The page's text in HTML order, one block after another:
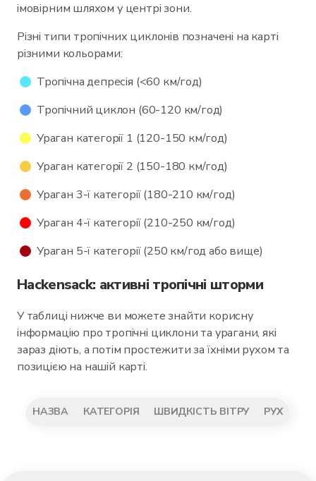
імовірним шляхом у центрі зони.
Різні типи тропічних циклонів позначені на карті
різними кольорами:
Тропічна депресія (<60 км/год)
Тропічний циклон (60-120 км/год)
Ураган категорії 1 (120-150 км/год)
Ураган категорії 2 (150-180 км/год)
Ураган 3-ї категорії (180-210 км/год)
Ураган 4-ї категорії (210-250 км/год)
Ураган 5-ї категорії (250 км/год або вище)
Hackensack: активні тропічні шторми
У таблиці нижче ви можете знайти корисну
інформацію про тропічні циклони та урагани, які
зараз діють, а потім простежити за їхніми рухом та
позицією на нашій карті.
НАЗВА КАТЕГОРІЯ ШВИДКІСТЬ ВІТРУ РУХ